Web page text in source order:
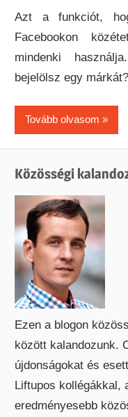
Azt a funkciót,
Facebookon
mindenki
bejelölsz egy
Tovább olvasom
Közösségi
Ezen a blogon
között kalandozunk.
újdonságokat és
Liftupos kollégákkal,
eredményesebb